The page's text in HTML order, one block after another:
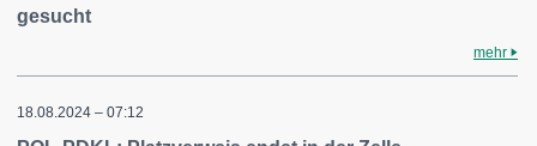
gesucht
mehr
18.08.2024 – 07:12